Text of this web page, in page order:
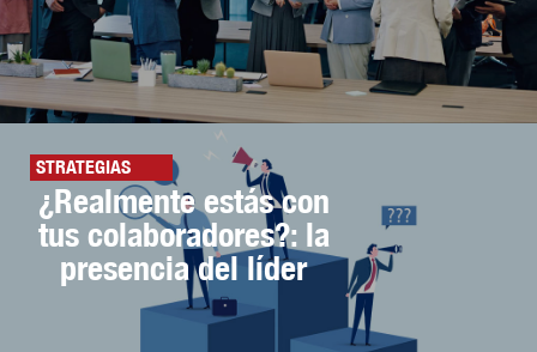
STRATEGIAS
¿Realmente estás con
tus colaboradores?: la
presencia del líder